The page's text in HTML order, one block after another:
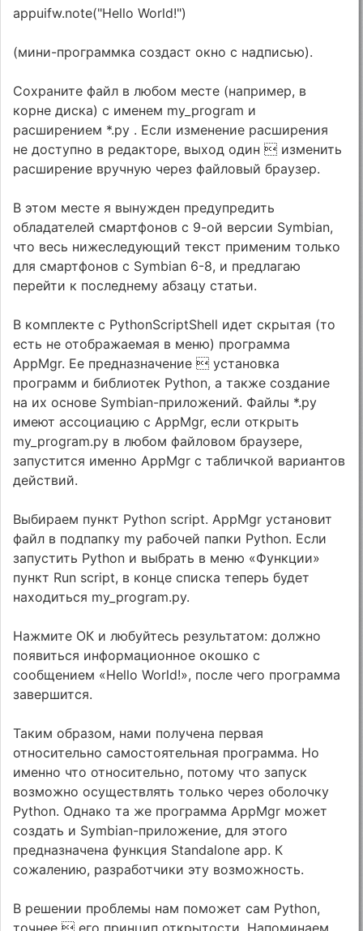
appuifw.note("Hello World!")
(мини-программка создаст окно с надписью).
Сохраните файл в любом месте (например, в
корне диска) с именем my_program и
расширением *.py . Если изменение расширения
не доступно в редакторе, выход один  изменить
расширение вручную через файловый браузер.
В этом месте я вынужден предупредить
обладателей смартфонов с 9-ой версии Symbian,
что весь нижеследующий текст применим только
для смартфонов с Symbian 6-8, и предлагаю
перейти к последнему абзацу статьи.
В комплекте с PythonScriptShell идет скрытая (то
есть не отображаемая в меню) программа
AppMgr. Ее предназначение  установка
программ и библиотек Python, а также создание
на их основе Symbian-приложений. Файлы *.py
имеют ассоциацию с AppMgr, если открыть
my_program.py в любом файловом браузере,
запустится именно AppMgr с табличкой вариантов
действий.
Выбираем пункт Python script. AppMgr установит
файл в подпапку my рабочей папки Python. Если
запустить Python и выбрать в меню «Функции»
пункт Run script, в конце списка теперь будет
находиться my_program.py.
Нажмите ОК и любуйтесь результатом: должно
появиться информационное окошко с
сообщением «Hello World!», после чего программа
завершится.
Таким образом, нами получена первая
относительно самостоятельная программа. Но
именно что относительно, потому что запуск
возможно осуществлять только через оболочку
Python. Однако та же программа AppMgr может
создать и Symbian-приложение, для этого
предназначена функция Standalone app. К
сожалению, разработчики эту возможность.
В решении проблемы нам поможет сам Python,
точнее  его принцип открытости. Напоминаем,